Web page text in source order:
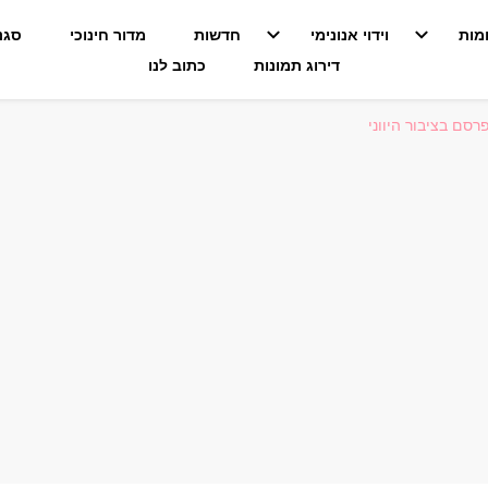
וידוי אנונימי חדשות מדור חינוכי
דירוג תמונות
כתוב לנו